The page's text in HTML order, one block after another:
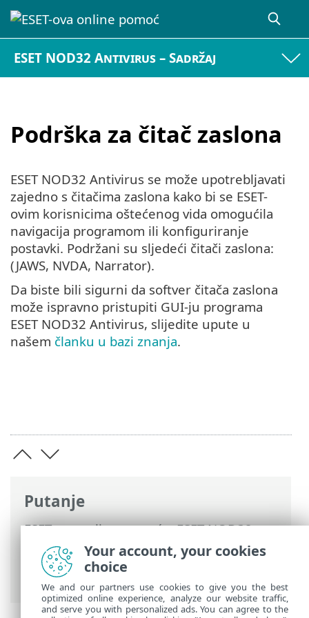
ESET NOD32 Antivirus – Sadržaj
Podrška za čitač zaslona
Putanje
ESET-ova online pomoć>ESET NOD32
Antivirus
>Napredno podešavanje>
Korisničko sučelje
> Podrška za čitač
zaslona
ESET NOD32 Antivirus se može upotrebljavati
zajedno s čitačima zaslona kako bi se ESET-
ovim korisnicima oštećenog vida omogućila
navigacija programom ili konfiguriranje
postavki. Podržani su sljedeći čitači zaslona:
(JAWS, NVDA, Narrator).
Da biste bili sigurni da softver čitača zaslona
može ispravno pristupiti GUI-ju programa
ESET NOD32 Antivirus, slijedite upute u
našem članku u bazi znanja.
Your account, your cookies
choice
We and our partners use cookies to give you the best
optimized online experience, analyze our website traffic,
and serve you with personalized ads. You can agree to the